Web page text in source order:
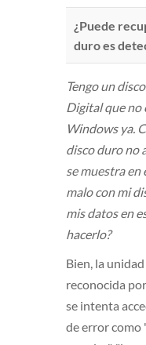
¿Puede
duro es
Tengo un
Digital que no
Windows ya.
disco duro no
se muestra en
malo con mi
mis datos en
hacerlo?
Bien, la
reconocida
se intenta
de error como